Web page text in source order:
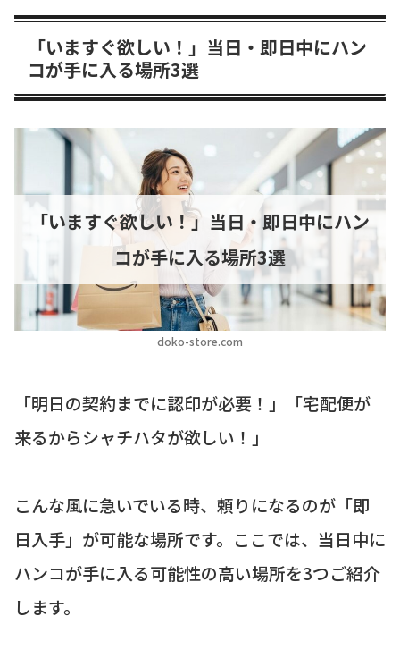
「いますぐ欲しい！」当日・即日中にハン
コが手に入る場所3選
doko-store.com
「いますぐ欲しい！」当日・即日中にハン
コが手に入る場所3選
「明日の契約までに認印が必要！」「宅配便が
来るからシャチハタが欲しい！」
こんな風に急いでいる時、頼りになるのが「即
日入手」が可能な場所です。ここでは、当日中に
ハンコが手に入る可能性の高い場所を3つご紹介
します。